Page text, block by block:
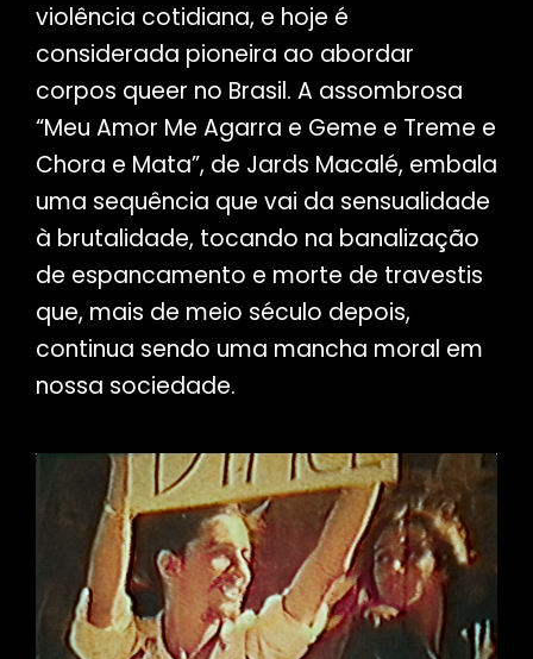
violência cotidiana, e hoje é
considerada pioneira ao abordar
corpos queer no Brasil. A assombrosa
“Meu Amor Me Agarra e Geme e Treme e
Chora e Mata”, de Jards Macalé, embala
uma sequência que vai da sensualidade
à brutalidade, tocando na banalização
de espancamento e morte de travestis
que, mais de meio século depois,
continua sendo uma mancha moral em
nossa sociedade.